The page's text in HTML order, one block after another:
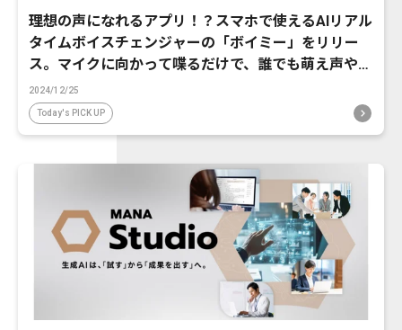
理想の声になれるアプリ！？スマホで使えるAIリアル
タイムボイスチェンジャーの「ボイミー」をリリー
ス。マイクに向かって喋るだけで、誰でも萌え声やイ
ケボ風に音声変換が可能に。
2024/12/25
Today's PICK UP